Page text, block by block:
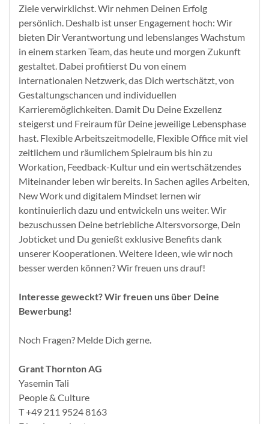
Ziele verwirklichst. Wir nehmen Deinen Erfolg
persönlich. Deshalb ist unser Engagement hoch: Wir
bieten Dir Verantwortung und lebenslanges Wachstum
in einem starken Team, das heute und morgen Zukunft
gestaltet. Dabei profitierst Du von einem
internationalen Netzwerk, das Dich wertschätzt, von
Gestaltungschancen und individuellen
Karrieremöglichkeiten. Damit Du Deine Exzellenz
steigerst und Freiraum für Deine jeweilige Lebensphase
hast. Flexible Arbeitszeitmodelle, Flexible Office mit viel
zeitlichem und räumlichem Spielraum bis hin zu
Workation, Feedback-Kultur und ein wertschätzendes
Miteinander leben wir bereits. In Sachen agiles Arbeiten,
New Work und digitalem Mindset lernen wir
kontinuierlich dazu und entwickeln uns weiter. Wir
bezuschussen Deine betriebliche Altersvorsorge, Dein
Jobticket und Du genießt exklusive Benefits dank
unserer Kooperationen. Weitere Ideen, wie wir noch
besser werden können? Wir freuen uns drauf!
Interesse geweckt? Wir freuen uns über Deine
Bewerbung!
Noch Fragen? Melde Dich gerne.
Grant Thornton AG
Yasemin Tali
People & Culture
T +49 211 9524 8163